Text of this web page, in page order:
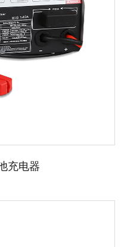
。 ●单相、便携式、
动机启动/发电机检查
过热保护。 ●所有铅胶
充电器